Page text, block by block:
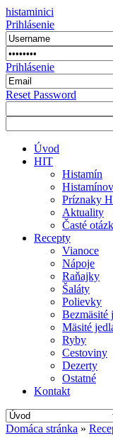
histaminici
Prihlásenie
Prihlásenie
Reset Password
Úvod
HIT
Histamín
Príznaky
Aktuality
Časté
Recepty
Vianoce
Nápoje
Raňajky
Šaláty
Polievky
Bezmäsité
Mäsité
Ryby
Cestoviny
Dezerty
Ostatné
Kontakt
Domáca stránka »